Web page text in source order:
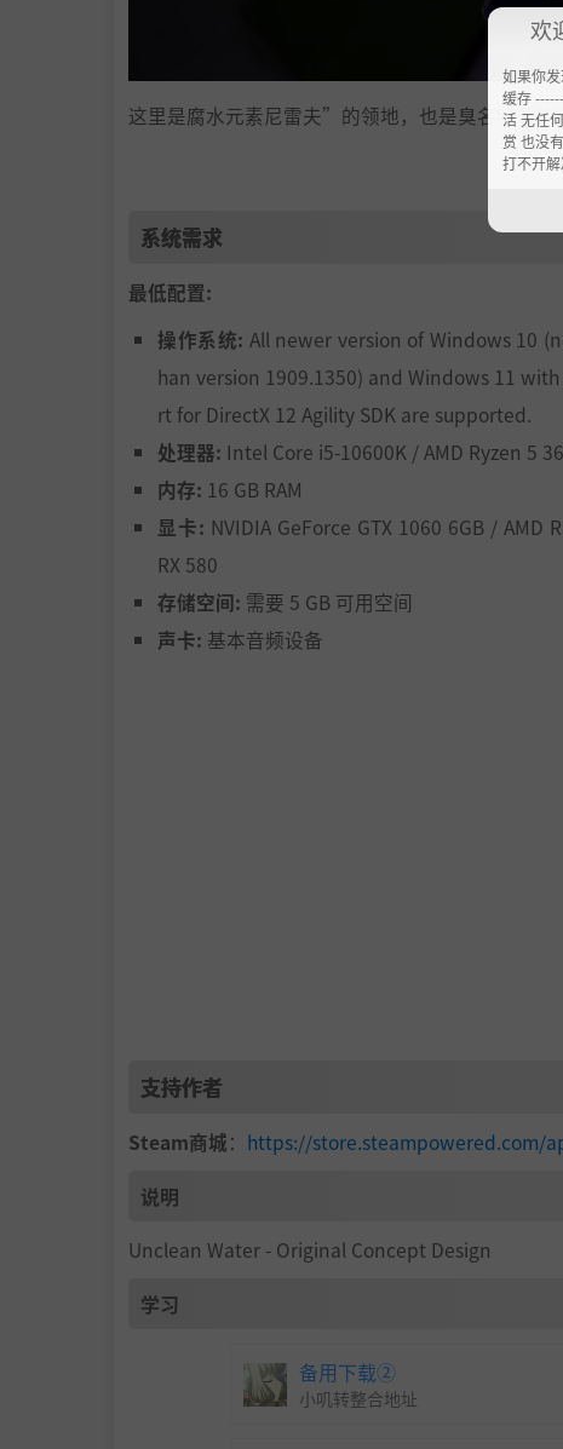
这里是腐水元素尼雷夫”的领地，也是臭名昭著
唐·维林能否从这致命迷宫中幸存下来，重见光明
【游戏特色】
每一次挑战，都会让你变得更强，并深入到更深的
系统需求
最低配置:
操作系统: All newer version of Windows 10
han version 1909.1350) and Windows 11
rt for DirectX 12 Agility SDK are supported.
处理器: Intel Core i5-10600K / AMD Ryzen 5
内存: 16 GB RAM
显卡: NVIDIA GeForce GTX 1060 6GB / AMD
RX 580
存储空间: 需要 5 GB 可用空间
声卡: 基本音频设备
支持作者
Steam商城： https://store.steampowered.com/
说明
Unclean Water - Original Concept Design
学习
备用下载②
小叽转整合地址
欢
如果你
缓存
活 无任
赏 也没
打不开解